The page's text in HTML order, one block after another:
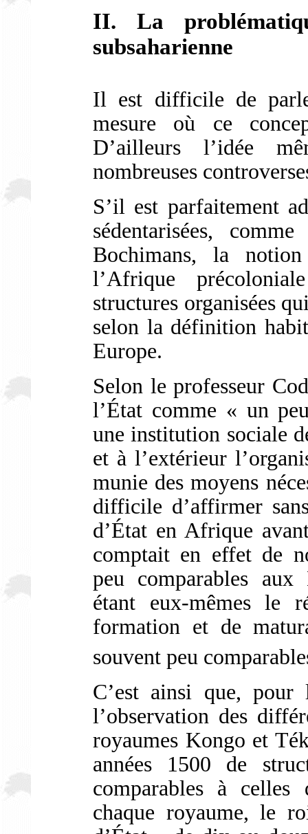
II. La
subsaharienne
Il est difficile de
mesure où ce
D’ailleurs l’idée
nombreuses
S’il est parfaitement
sédentarisées,
Bochimans, la
l’Afrique
structures organisées
selon la définition
Europe.
Selon le professeur
l’État comme « un
une institution sociale
et à l’extérieur
munie des moyens
difficile d’affirmer
d’État en Afrique
comptait en effet de
peu comparables aux
étant eux-mêmes le
formation et de
souvent peu
C’est ainsi que, pour
l’observation des
royaumes Kongo et
années 1500 de
comparables à celles
chaque royaume, le